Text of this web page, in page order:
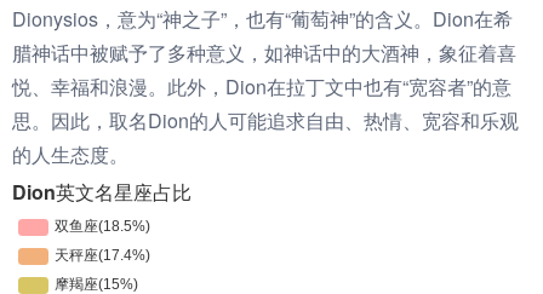
Dionysios，意为“神之子”，也有“葡萄神”的含义。Dion在希
腊神话中被赋予了多种意义，如神话中的大酒神，象征着喜
悦、幸福和浪漫。此外，Dion在拉丁文中也有“宽容者”的意
思。因此，取名Dion的人可能追求自由、热情、宽容和乐观
的人生态度。
Dion英文名星座占比